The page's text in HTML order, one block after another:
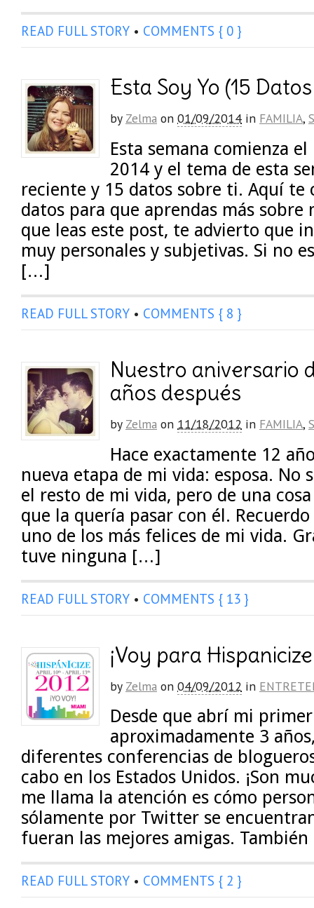
READ FULL STORY • COMMENTS { 0 }
Esta Soy Yo (15
by Zelma on 01/09/2014 in FAMILIA,
Esta semana comienza
2014 y el tema de esta
reciente y 15 datos sobre ti. Aquí te
datos para que aprendas más sobre
que leas este post, te advierto que
muy personales y subjetivas. Si no
[…]
READ FULL STORY • COMMENTS { 8 }
Nuestro aniversario
años después
by Zelma on 11/18/2012 in FAMILIA,
Hace exactamente 12
nueva etapa de mi vida: esposa. No
el resto de mi vida, pero de una
que la quería pasar con él.
uno de los más felices de mi vida.
tuve ninguna […]
READ FULL STORY • COMMENTS { 13 }
¡Voy para
by Zelma on 04/09/2012 in
Desde que abrí mi
aproximadamente 3
diferentes conferencias de
cabo en los Estados Unidos. ¡Son
me llama la atención es cómo
sólamente por Twitter se
fueran las mejores amigas.
READ FULL STORY • COMMENTS { 2 }